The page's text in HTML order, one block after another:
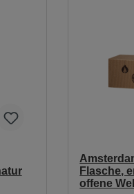
Flasche,
offene